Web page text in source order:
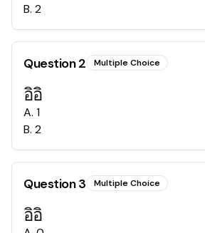
B. 2
Question2 Multiple Choice
อิอิ
A. 1
B. 2
Question3 Multiple Choice
อิอิ